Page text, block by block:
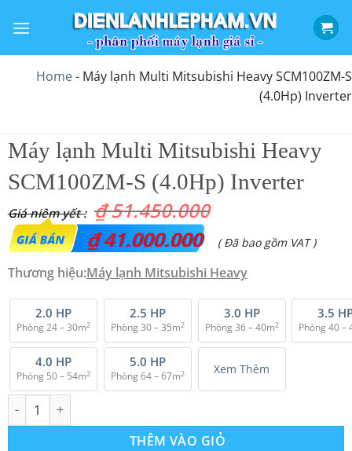
qua
Home- Máy lạnh Multi Mitsubishi Heavy SCM100ZM-S
(4.0Hp) Inverter
Máy lạnh Multi Mitsubishi Heavy
SCM100ZM-S (4.0Hp) Inverter
₫51.450.000
Giá
gốc
₫ 51.450.000.
₫41.000.000
Giá
hiện
là:
₫ 41.000.000.
( Đã bao gồm VAT )
Thương hiệu:Máy lạnh Mitsubishi Heavy
2.0 HP
Phòng 24 – 30m2
2.5 HP
Phòng 30 – 35m2
3.0 HP
Phòng 36 – 40m2
3.5
Phòng 40 –
4.0 HP
Phòng 50 – 54m2
5.0 HP
Phòng 64 – 67m2 Xem Thêm
Máy lạnh Multi Mitsubishi Heavy SCM100ZM-S (4.0Hp) Inverter
THÊM VÀO GIỎ